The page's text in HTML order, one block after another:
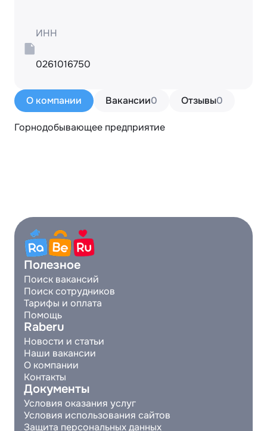
О компании Вакансии0 Отзывы0
Горнодобывающее предприятие
ИНН
0261016750
Полезное
Поиск вакансий
Поиск сотрудников
Тарифы и оплата
Помощь
Raberu
Новости и статьи
Наши вакансии
О компании
Контакты
Документы
Условия оказания услуг
Условия использования сайтов
Защита персональных данных